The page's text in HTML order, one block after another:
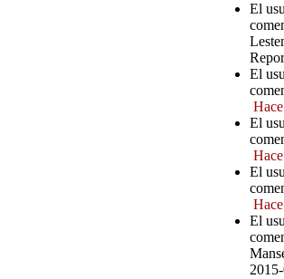
El
El
El
El
El